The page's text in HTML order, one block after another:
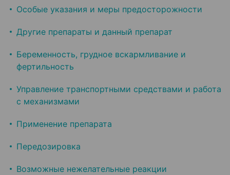
Особые указания и меры предосторожности
Другие препараты и данный препарат
Беременность, грудное вскармливание и
фертильность
Управление транспортными средствами и работа
с механизмами
Применение препарата
Передозировка
Возможные нежелательные реакции